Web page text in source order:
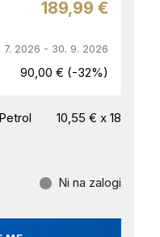
189,99 €
7. 2026 - 30. 9. 2026
90,00 € (-32%)
10,55 € x 18
Ni na zalogi